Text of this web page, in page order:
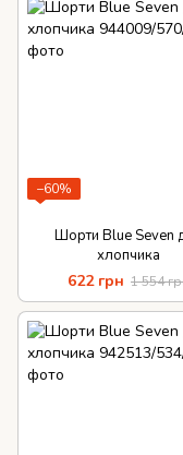
−60%
Шорти Blue Seven
хлопчика
622 грн 1 554